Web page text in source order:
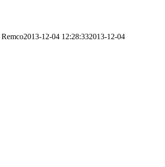
Remco2013-12-04 12:28:332013-12-04